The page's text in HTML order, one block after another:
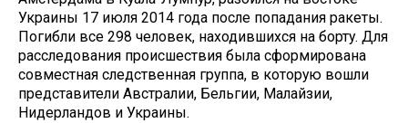
Украины 17 июля 2014 года после попадания ракеты.
Погибли все 298 человек, находившихся на борту. Для
расследования происшествия была сформирована
совместная следственная группа, в которую вошли
представители Австралии, Бельгии, Малайзии,
Нидерландов и Украины.